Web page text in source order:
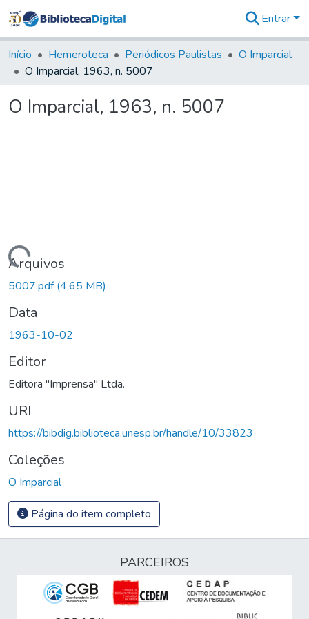
&
Coleções
Tudo na
Digital
Entrar
Início Hemeroteca Periódicos Paulistas
O Imparcial
O Imparcial, 1963, n. 5007
O Imparcial, 1963, n. 5007
Carregando...
Arquivos
5007.pdf(4,65 MB)
Data
1963-10-02
Editor
Editora "Imprensa" Ltda.
URI
https://bibdig.biblioteca.unesp.br/handle/10/33823
Coleções
O Imparcial
Página do item completo
PARCEIROS